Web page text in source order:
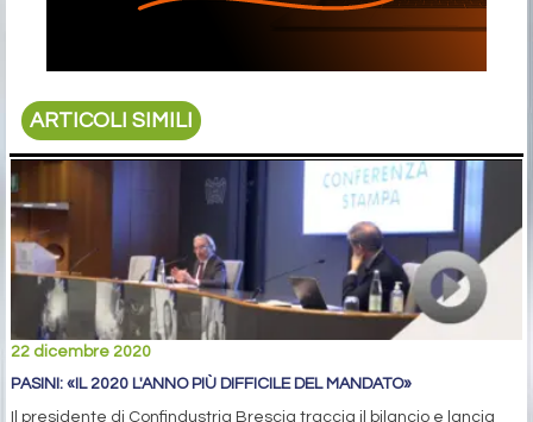
ARTICOLI SIMILI
22 dicembre 2020
PASINI: «IL 2020 L'ANNO PIÙ DIFFICILE DEL MANDATO»
Il presidente di Confindustria Brescia traccia il bilancio e lancia